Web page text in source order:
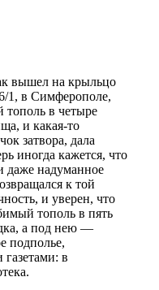
вышел на крыльцо
1, в Симферополе,
тополь в четыре
и какая-то
затвора, дала
иногда кажется, что
даже надуманное
к той
и уверен, что
тополь в пять
а под нею —
подполье,
в